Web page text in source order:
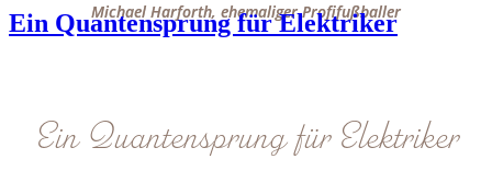
Michael Harforth, ehemaliger Profifußballer
Ein Quantensprung für Elektriker
Ein Quantensprung für Elektriker